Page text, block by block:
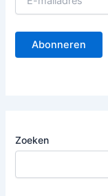
a
l
Abonneren
Zoeken